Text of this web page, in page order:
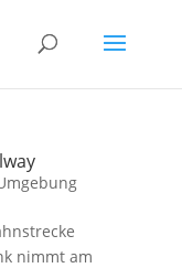
nimmt am